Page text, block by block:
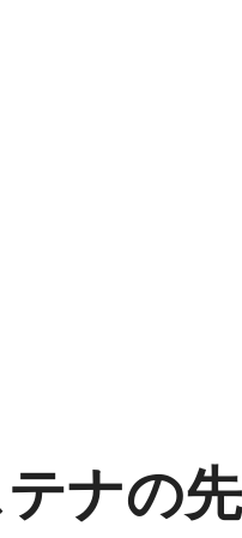
テナの先